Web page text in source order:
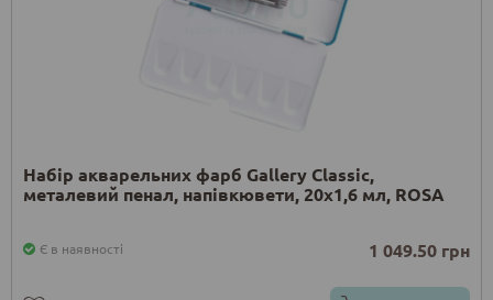
Набір акварельних фарб Gallery Classic,
металевий пенал, напівкювети, 20х1,6 мл, ROSA
Є в наявності 1 049.50 грн